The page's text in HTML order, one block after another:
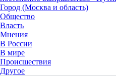
Город (Москва и область)
Общество
Власть
Мнения
В России
В мире
Происшествия
Другое